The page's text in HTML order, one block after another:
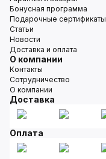
Бонусная программа
Подарочные сертификаты
Статьи
Новости
Доставка и оплата
О компании
Контакты
Сотрудничество
О компании
Доставка
Оплата